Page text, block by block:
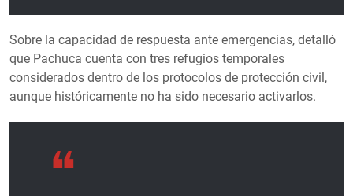
Sobre la capacidad de respuesta ante emergencias, detalló
que Pachuca cuenta con tres refugios temporales
considerados dentro de los protocolos de protección civil,
aunque históricamente no ha sido necesario activarlos.